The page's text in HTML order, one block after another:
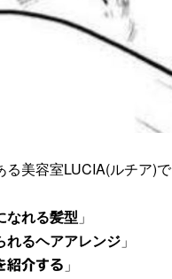
る美容室LUCIA(ルチア)で
なれる髪型 」
れるヘアアレンジ 」
紹介する 」